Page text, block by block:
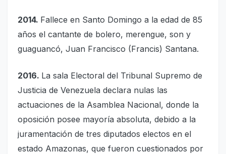
2014. Fallece en Santo Domingo a la edad de 85
años el cantante de bolero, merengue, son y
guaguancó, Juan Francisco (Francis) Santana.
2016. La sala Electoral del Tribunal Supremo de
Justicia de Venezuela declara nulas las
actuaciones de la Asamblea Nacional, donde la
oposición posee mayoría absoluta, debido a la
juramentación de tres diputados electos en el
estado Amazonas, que fueron cuestionados por